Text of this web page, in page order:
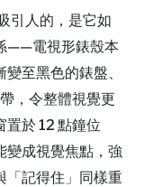
引人的，是它如
——電視形錶殼本
至黑色的錶盤、
，令整體視覺更
置於 12 點鐘位
變成視覺焦點，強
「記得住」同樣重